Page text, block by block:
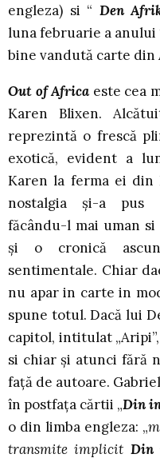
engleza) si “ Den
luna februarie a anului
bine vandută carte din
Out of Africa este cea
Karen Blixen.
reprezintă o frescă
exotică, evident a
Karen la ferma ei din
nostalgia şi-a pus
făcându-l mai uman
şi o cronică
sentimentale. Chiar
nu apar in carte in
spune totul. Dacă lui
capitol, intitulat
si chiar şi atunci fără
faţă de autoare.
în postfaţa cărtii „Din
o din limba engleza: „
transmite implicit Din